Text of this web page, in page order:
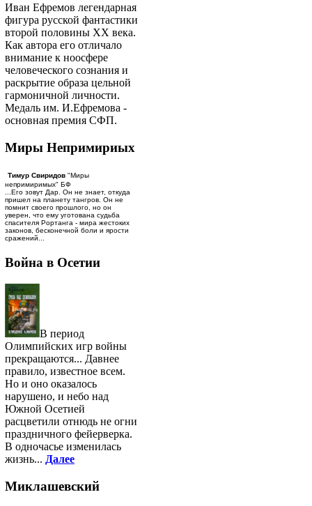
Иван Ефремов легендарная
фигура русской фантастики
второй половины ХХ века.
Как автора его отличало
внимание к ноосфере
человеческого сознания и
раскрытие образа цельной
гармоничной личности.
Медаль им. И.Ефремова -
основная премия СФП.
Миры Непримириых
Тимур Свиридов "Миры
непримиримых" БФ
...Его зовут Дар. Он не знает, откуда
пришел на планету тангров. Он не
помнит своего прошлого, но он
уверен, что ему уготована судьба
спасителя Рортанга - мира жестоких
законов, бесконечной боли и ярости
сражений...
Война в Осетии
В период
Олимпийских игр войны
прекращаются... Давнее
правило, известное всем.
Но и оно оказалось
нарушено, и небо над
Южной Осетией
расцветили отнюдь не огни
праздничного фейерверка.
В одночасье изменилась
жизнь... Далее
Миклашевский